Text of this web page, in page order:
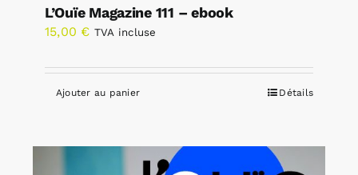
L’Ouïe Magazine 111 – ebook
15,00 € TVA incluse
Ajouter au panier Détails